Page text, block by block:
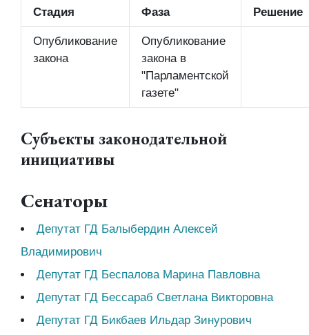
Стадия Фаза Решение
Опубликование
закона
Опубликование
закона в
"Парламентской
газете"
Субъекты законодательной
инициативы
Сенаторы
Депутат ГД Балыбердин Алексей
Владимирович
Депутат ГД Беспалова Марина Павловна
Депутат ГД Бессараб Светлана Викторовна
Депутат ГД Бикбаев Ильдар Зинурович